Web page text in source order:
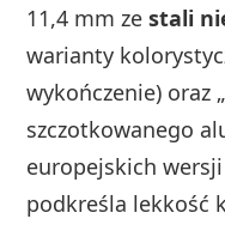
11,4 mm zestali
warianty
wykończenie) oraz
szczotkowanego
europejskich
podkreśla lekkość